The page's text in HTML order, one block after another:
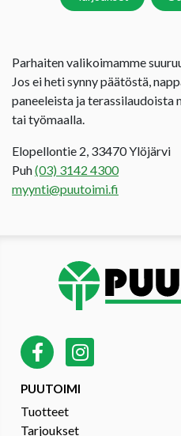
Parhaiten valikoimamme
Jos ei heti synny päätöstä,
paneeleista ja terassilaudoista
tai työmaalla.
Elopellontie 2, 33470 Ylöjärvi
Puh(03) 3142 4300
myynti@puutoimi.fi
PUUTOIMI
Tuotteet
Tarjoukset